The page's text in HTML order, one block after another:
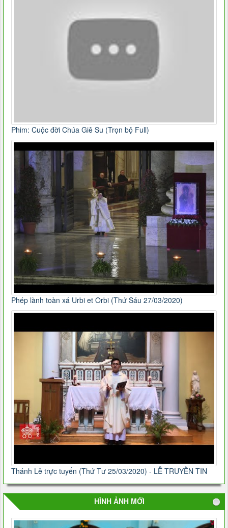
Phim: Cuộc đời Chúa Giê Su (Trọn bộ Full)
Phép lành toàn xá Urbi et Orbi (Thứ Sáu 27/03/2020)
Thánh Lễ trực tuyến (Thứ Tư 25/03/2020) - LỄ TRUYỀN TIN
HÌNH ẢNH MỚI